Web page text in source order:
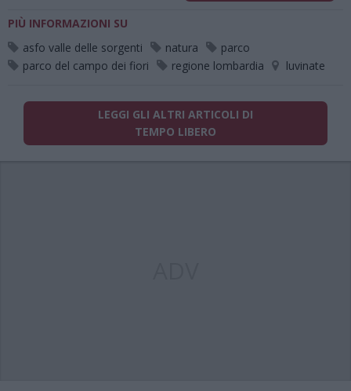
PIÙ INFORMAZIONI SU
asfo valle delle sorgenti
natura
parco
parco del campo dei fiori
regione lombardia luvinate
LEGGI GLI ALTRI ARTICOLI DI
TEMPO LIBERO